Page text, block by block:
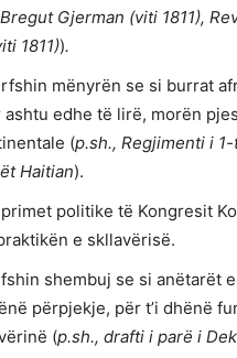
Gjerman (viti 1811),
1811)).
mënyrën se si burrat
edhe të lirë, morën
(p.sh., Regjimenti i
Haitian).
politike të Kongresit
e skllavërisë.
shembuj se si anëtarët
përpjekje, për t’i dhënë
(p.sh., drafti i parë i